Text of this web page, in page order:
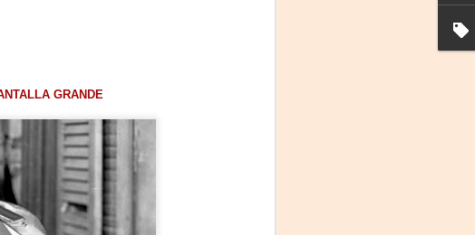
GRANDE